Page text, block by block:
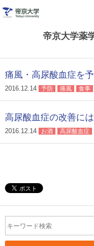
帝京大学薬
痛風・高尿酸血症を
2016.12.14 予防 痛風 食事
高尿酸血症の改善に
2016.12.14 お酒 高尿酸血症